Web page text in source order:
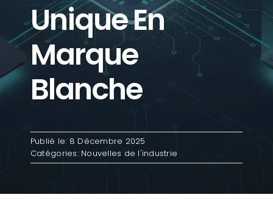
Contact
Cas d'utilisation
Unique En
Marque
Blanche
Publié le: 8 Décembre 2025
Catégories: Nouvelles de l'industrie